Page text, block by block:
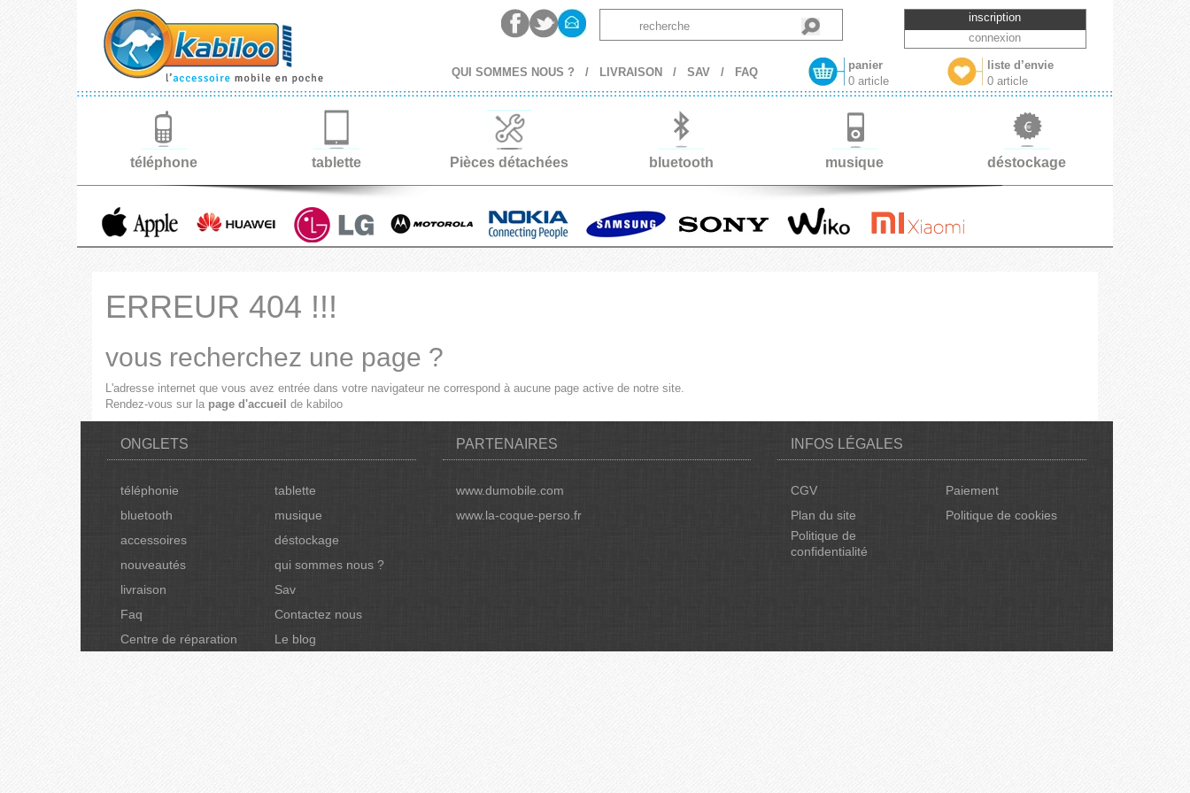
inscription
connexion
QUI SOMMES NOUS ? / LIVRAISON / SAV / FAQ
panier
0 article
liste d’envie
0 article
téléphone tablette Pièces détachées bluetooth musique déstockage
ERREUR 404 !!!
vous recherchez une page ?
L'adresse internet que vous avez entrée dans votre navigateur ne correspond à aucune page active de notre site.
Rendez-vous sur la page d'accueil de kabiloo
ONGLETS
téléphonie
tablette
bluetooth
musique
accessoires
déstockage
nouveautés
qui sommes nous ?
livraison
Sav
Faq
Contactez nous
Centre de réparation
Le blog
PARTENAIRES
www.dumobile.com
www.la-coque-perso.fr
INFOS LÉGALES
CGV
Paiement
Plan du site
Politique de cookies
Politique de
confidentialité